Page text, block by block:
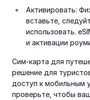
Активировать:
вставьте,
использовать.
и активации
Сим-карта для
решение для
доступ к мобильным
проверьте, чтобы